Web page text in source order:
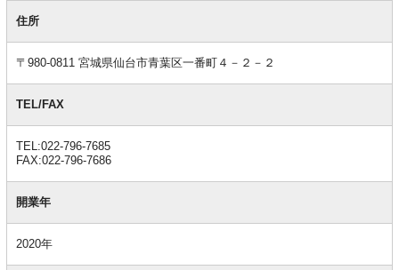
本住所
〒980-0811 宮城県仙台市青葉区一番町４－２－２
TEL/FAX
TEL:022-796-7685
FAX:022-796-7686
開業年
2020年